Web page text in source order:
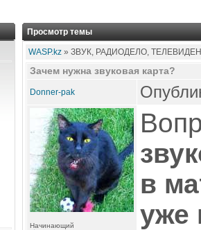
Просмотр темы
WASP.kz » ЗВУК, РАДИОДЕЛО,
Зачем нужна звуковая карта?
Donner-pak
Начинающий
в
уже